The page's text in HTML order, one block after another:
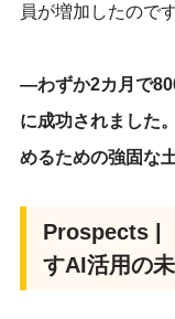
員が増加したのです
―わずか2カ月で
に成功されました
めるための強固な
Prospects |
すAI活用の